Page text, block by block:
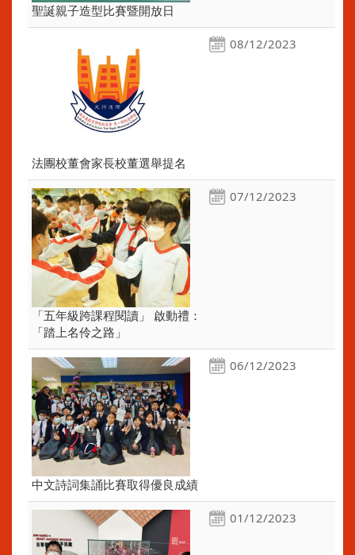
聖誕親子造型比賽暨開放日
08/12/2023
法團校董會家長校董選舉提名
07/12/2023
「五年級跨課程閱讀」 啟動禮：
「踏上名伶之路」
06/12/2023
中文詩詞集誦比賽取得優良成績
01/12/2023